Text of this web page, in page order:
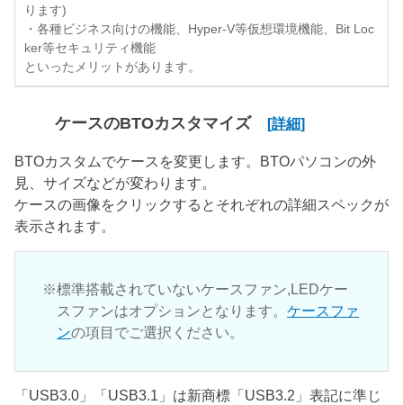
ります)
・各種ビジネス向けの機能、Hyper-V等仮想環境機能、Bit Loc
ker等セキュリティ機能
といったメリットがあります。
ケースのBTOカスタマイズ [詳細]
BTOカスタムでケースを変更します。BTOパソコンの外
見、サイズなどが変わります。
ケースの画像をクリックするとそれぞれの詳細スペックが
表示されます。
標準搭載されていないケースファン,LEDケー
スファンはオプションとなります。 ケースファ
ンの項目でご選択ください。
「USB3.0」「USB3.1」は新商標「USB3.2」表記に準じ